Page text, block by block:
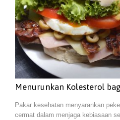
Menurunkan Kolesterol
Pakar kesehatan menyarankan
cermat dalam menjaga kebiasaan